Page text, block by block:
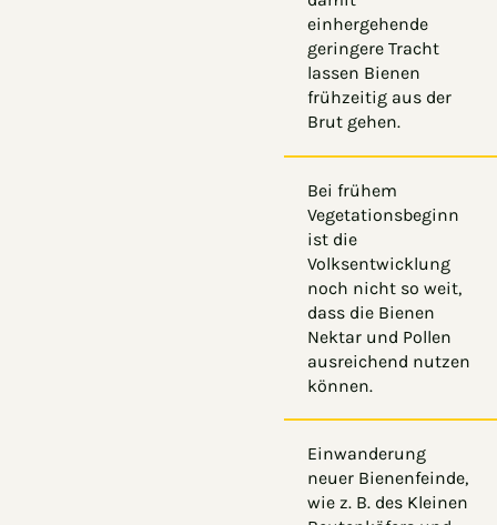
einhergehende
geringere Tracht
lassen Bienen
frühzeitig aus der
Brut gehen.
Bei frühem
Vegetationsbeginn
ist die
Volksentwicklung
noch nicht so weit,
dass die Bienen
Nektar und Pollen
ausreichend nutzen
können.
Einwanderung
neuer Bienenfeinde,
wie z. B. des Kleinen